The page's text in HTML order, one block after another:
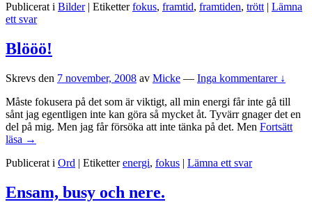
Publicerat i Bilder | Etiketter fokus, framtid, framtiden, trött | Lämna
ett svar
Blööö!
Skrevs den 7 november, 2008 av Micke — Inga kommentarer ↓
Måste fokusera på det som är viktigt, all min energi får inte gå till
sånt jag egentligen inte kan göra så mycket åt. Tyvärr gnager det en
del på mig. Men jag får försöka att inte tänka på det. Men Fortsätt
läsa Blööö!
→
Publicerat i Ord | Etiketter energi, fokus | Lämna ett svar
Ensam, busy och nere.